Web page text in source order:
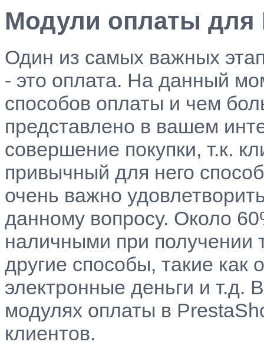
Модули оплаты для
Один из самых важных
- это оплата. На данный
способов оплаты и чем
представлено в вашем
совершение покупки, т.к.
привычный для него
очень важно
данному вопросу. Около
наличными при получении
другие способы, такие как
электронные деньги и т.д.
модулях оплаты в
клиентов.